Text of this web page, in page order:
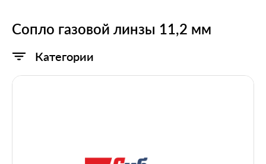
Сопло газовой линзы 11,2 мм
Категории